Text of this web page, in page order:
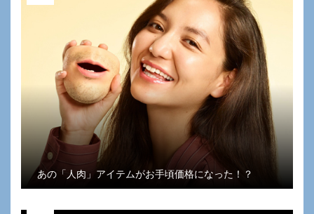
あの「人肉」アイテムがお手頃価格になった！？